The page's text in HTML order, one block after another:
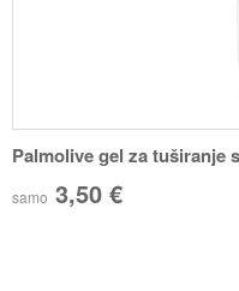
Palmolive gel za tuširanje
samo 3,50 €